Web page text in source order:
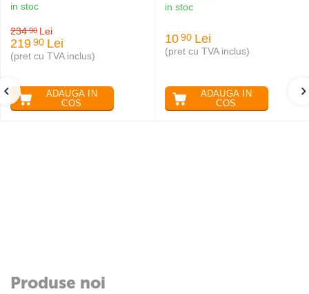
in stoc
234 90 Lei
219 90 Lei
(pret cu TVA inclus)
ADAUGA IN
COS
in stoc
10 90 Lei
(pret cu TVA inclus)
ADAUGA IN
COS
Produse noi